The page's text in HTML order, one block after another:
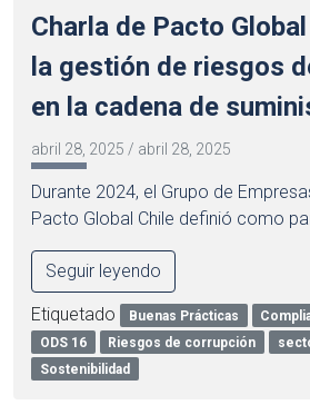
Charla de Pacto
la gestión de riesgos
en la cadena de
abril 28, 2025 / abril 28, 2025
Durante 2024, el Grupo de
Pacto Global Chile definió como
Seguir leyendo
Etiquetado Buenas Prácticas
ODS 16
Riesgos de corrupción
Sostenibilidad